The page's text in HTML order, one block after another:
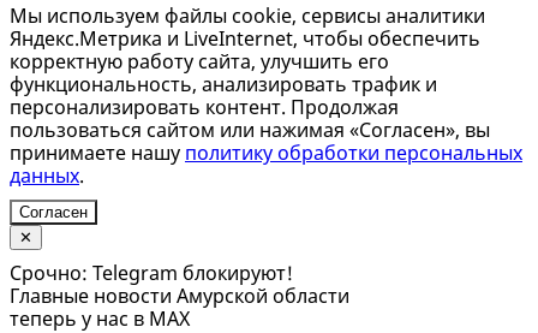
Мы используем файлы cookie, сервисы аналитики
Яндекс.Метрика и LiveInternet, чтобы обеспечить
корректную работу сайта, улучшить его
функциональность, анализировать трафик и
персонализировать контент. Продолжая
пользоваться сайтом или нажимая «Согласен», вы
принимаете нашу политику обработки персональных
данных.
Согласен
✕
Срочно: Telegram блокируют!
Главные новости Амурской области
теперь у нас в MAX